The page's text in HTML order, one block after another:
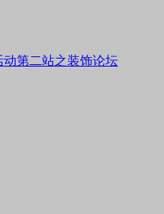
第二站之装饰论坛